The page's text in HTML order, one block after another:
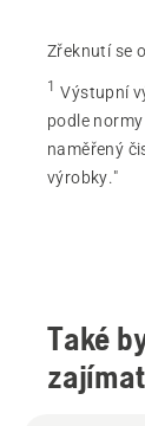
Zřeknutí se
1 Výstupní
podle
naměřený
výrobky."
Také
zajímat